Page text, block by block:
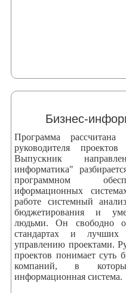
Бизнес-
Программа рассчитана
руководителя
Выпускник
информатика"
программном
иформационных
работе системный
бюджетирования и
людьми. Он свободно
стандартах и лучших
управлению проектами.
проектов понимает суть
компаний, в
информационная система.